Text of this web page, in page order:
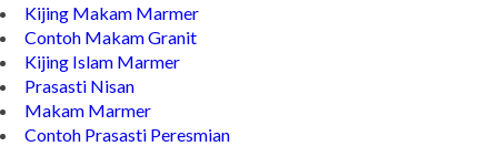
Kijing Makam Marmer
Contoh Makam Granit
Kijing Islam Marmer
Prasasti Nisan
Makam Marmer
Contoh Prasasti Peresmian